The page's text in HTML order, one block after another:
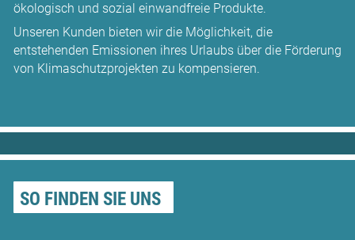
ökologisch und sozial einwandfreie Produkte.
Unseren Kunden bieten wir die Möglichkeit, die
entstehenden Emissionen ihres Urlaubs über die Förderung
von Klimaschutzprojekten zu kompensieren.
SO FINDEN SIE UNS